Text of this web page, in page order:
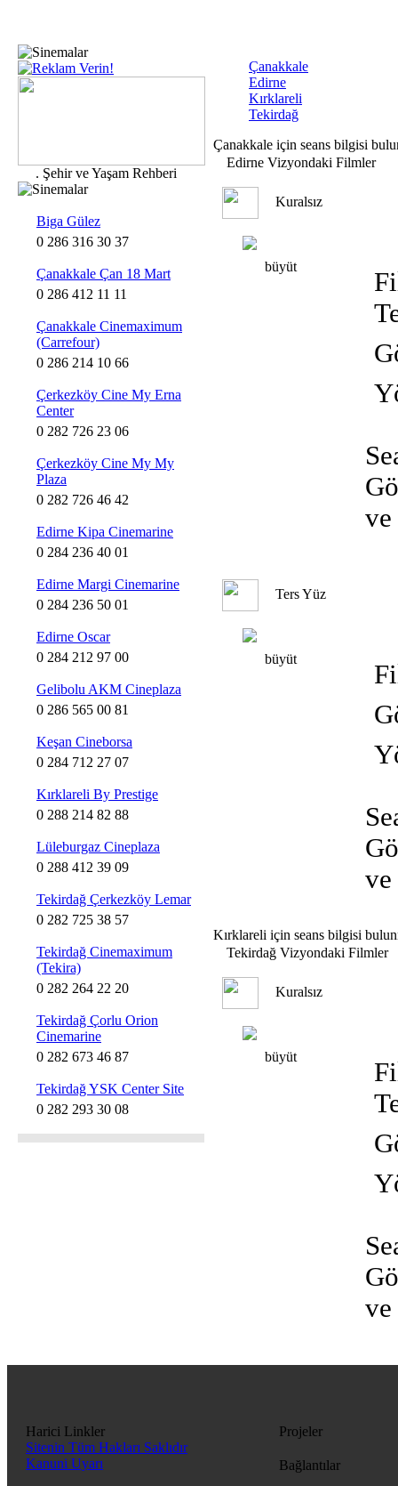
. Şehir ve Yaşam Rehberi
Biga Gülez
0 286 316 30 37
Çanakkale Çan 18 Mart
0 286 412 11 11
Çanakkale Cinemaximum
(Carrefour)
0 286 214 10 66
Çerkezköy Cine My Erna
Center
0 282 726 23 06
Çerkezköy Cine My My
Plaza
0 282 726 46 42
Edirne Kipa Cinemarine
0 284 236 40 01
Edirne Margi Cinemarine
0 284 236 50 01
Edirne Oscar
0 284 212 97 00
Gelibolu AKM Cineplaza
0 286 565 00 81
Keşan Cineborsa
0 284 712 27 07
Kırklareli By Prestige
0 288 214 82 88
Lüleburgaz Cineplaza
0 288 412 39 09
Tekirdağ Çerkezköy Lemar
0 282 725 38 57
Tekirdağ Cinemaximum
(Tekira)
0 282 264 22 20
Tekirdağ Çorlu Orion
Cinemarine
0 282 673 46 87
Tekirdağ YSK Center Site
0 282 293 30 08
Çanakkale
Edirne
Kırklareli
Tekirdağ
Çanakkale için seans bilgisi
Edirne Vizyondaki Filmler
Kuralsız
büyüt
Ters Yüz
büyüt
Kırklareli için seans bilgisi
Tekirdağ Vizyondaki Filmler
Kuralsız
büyüt
Harici Linkler
Sitenin Tüm Hakları Saklıdır
Kanuni Uyarı
Projeler
Bağlantılar